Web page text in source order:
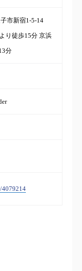
市新宿1-5-14
り徒歩15分 京浜
分
4079214